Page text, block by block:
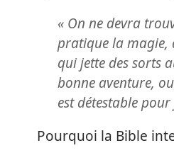
« On ne devra
pratique la magie,
qui jette des sorts
bonne aventure,
est détestable pour
Pourquoi la Bible